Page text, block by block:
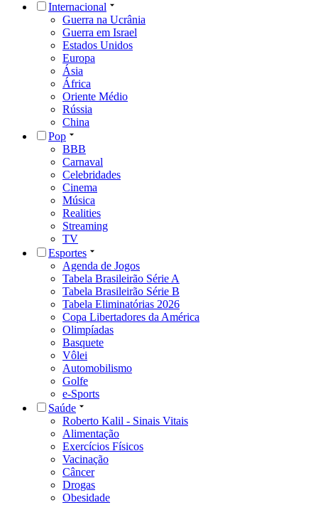
Internacional
Guerra na Ucrânia
Guerra em Israel
Estados Unidos
Europa
Ásia
África
Oriente Médio
Rússia
China
Pop
BBB
Carnaval
Celebridades
Cinema
Música
Realities
Streaming
TV
Esportes
Agenda de Jogos
Tabela Brasileirão Série A
Tabela Brasileirão Série B
Tabela Eliminatórias 2026
Copa Libertadores da América
Olimpíadas
Basquete
Vôlei
Automobilismo
Golfe
e-Sports
Saúde
Roberto Kalil - Sinais Vitais
Alimentação
Exercícios Físicos
Vacinação
Câncer
Drogas
Obesidade